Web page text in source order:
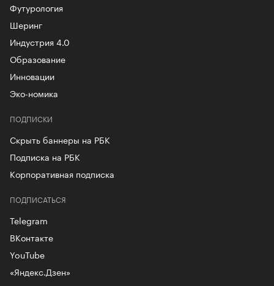
Футурология
Шеринг
Индустрия 4.0
Образование
Инновации
Эко-номика
ПОДПИСКИ
Скрыть баннеры на РБК
Подписка на РБК
Корпоративная подписка
ПОДПИСАТЬСЯ
Telegram
ВКонтакте
YouTube
«Яндекс.Дзен»